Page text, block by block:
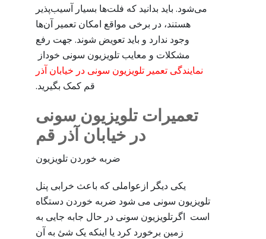
می‌شود. باید بدانید که فلت‌ها بسیار آسیب‌پذیر
هستند، در برخی مواقع امکان تعمیر آن‌ها
وجود ندارد و باید تعویض شوند. جهت رفع
مشکلات و معایب تلویزیون سونی خوداز
نمایندگی تعمیر تلویزیون سونی در خیابان آذر
قم کمک بگیرید.
تعمیرات تلویزیون سونی
در خیابان آذر قم
ضربه خوردن تلویزیون
یکی دیگر ازعواملی که باعث خرابی پنل
تلویزیون سونی می شود ضربه خوردن دستگاه
است اگرتلویزیون سونی در حال جابه جایی به
زمین برخورد کرد یا اینکه یک شئ به آن